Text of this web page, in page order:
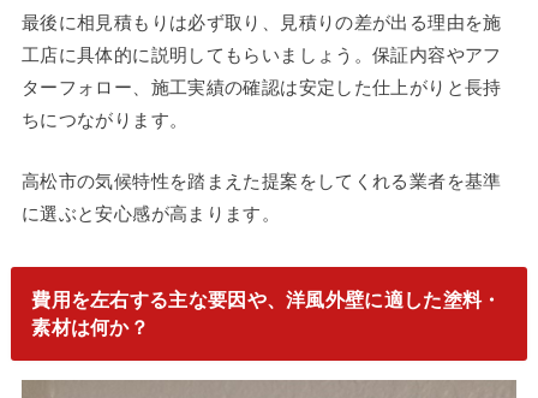
最後に相見積もりは必ず取り、見積りの差が出る理由を施
工店に具体的に説明してもらいましょう。保証内容やアフ
ターフォロー、施工実績の確認は安定した仕上がりと長持
ちにつながります。
高松市の気候特性を踏まえた提案をしてくれる業者を基準
に選ぶと安心感が高まります。
費用を左右する主な要因や、洋風外壁に適した塗料・
素材は何か？